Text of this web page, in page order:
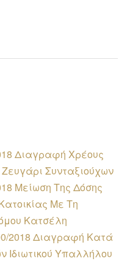
Διαγραφή Χρέους
Συνταξιούχων
Μείωση Της Δόσης
Με Τη
Κατσέλη
2018 Διαγραφή Κατά
Ιδιωτικού Υπαλλήλου